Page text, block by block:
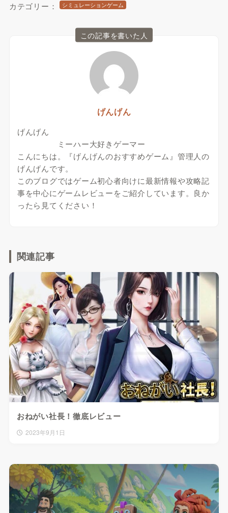
カテゴリー： シミュレーションゲーム
この記事を書いた人
げんげん
げんげん
ミーハー大好きゲーマー
こんにちは。『げんげんのおすすめゲーム』管理人の
げんげんです。
このブログではゲーム初心者向けに最新情報や攻略記
事を中心にゲームレビューをご紹介しています。良か
ったら見てください！
関連記事
おねがい社長！徹底レビュー
2023年9月1日